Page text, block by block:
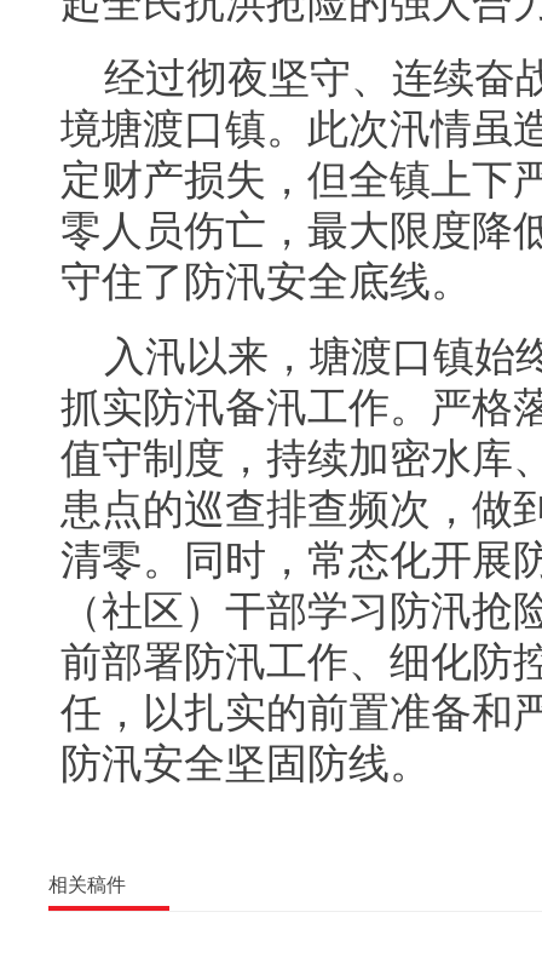
经过彻夜坚守、连续奋
境塘渡口镇。此次汛情虽
定财产损失，但全镇上下
零人员伤亡，最大限度降
守住了防汛安全底线。
入汛以来，塘渡口镇始
抓实防汛备汛工作。严格
值守制度，持续加密水库
患点的巡查排查频次，做
清零。同时，常态化开展
（社区）干部学习防汛
前部署防汛工作、细化防
任，以扎实的前置准备和
防汛安全坚固防线。
相关稿件